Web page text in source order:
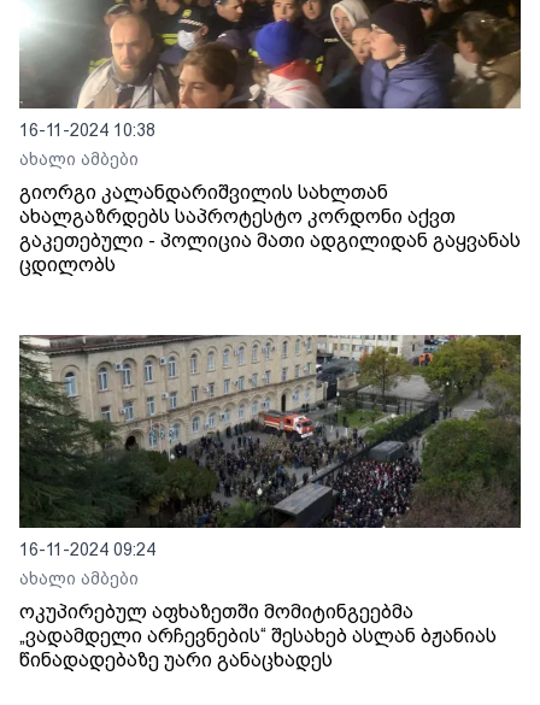
16-11-2024 10:38
ახალი ამბები
გიორგი კალანდარიშვილის სახლთან
ახალგაზრდებს საპროტესტო კორდონი აქვთ
გაკეთებული - პოლიცია მათი ადგილიდან გაყვანას
ცდილობს
16-11-2024 09:24
ახალი ამბები
ოკუპირებულ აფხაზეთში მომიტინგეებმა
„ვადამდელი არჩევნების“ შესახებ ასლან ბჟანიას
წინადადებაზე უარი განაცხადეს